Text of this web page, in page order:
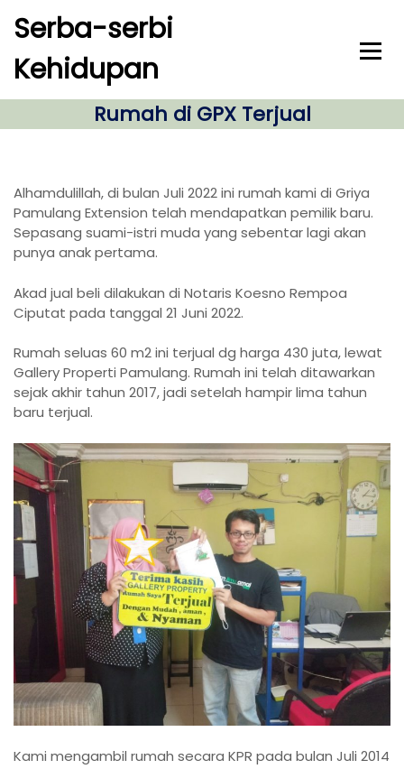
c
Serba-serbi
Kehidupan
Rumah di GPX Terjual
Alhamdulillah, di bulan Juli 2022 ini rumah kami di Griya
Pamulang Extension telah mendapatkan pemilik baru.
Sepasang suami-istri muda yang sebentar lagi akan
punya anak pertama.
Akad jual beli dilakukan di Notaris Koesno Rempoa
Ciputat pada tanggal 21 Juni 2022.
Rumah seluas 60 m2 ini terjual dg harga 430 juta, lewat
Gallery Properti Pamulang. Rumah ini telah ditawarkan
sejak akhir tahun 2017, jadi setelah hampir lima tahun
baru terjual.
Kami mengambil rumah secara KPR pada bulan Juli 2014